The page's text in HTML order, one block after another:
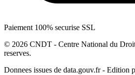
Paiement 100% securise SSL
© 2026 CNDT - Centre National du
reserves.
Donnees issues de data.gouv.fr - Edition